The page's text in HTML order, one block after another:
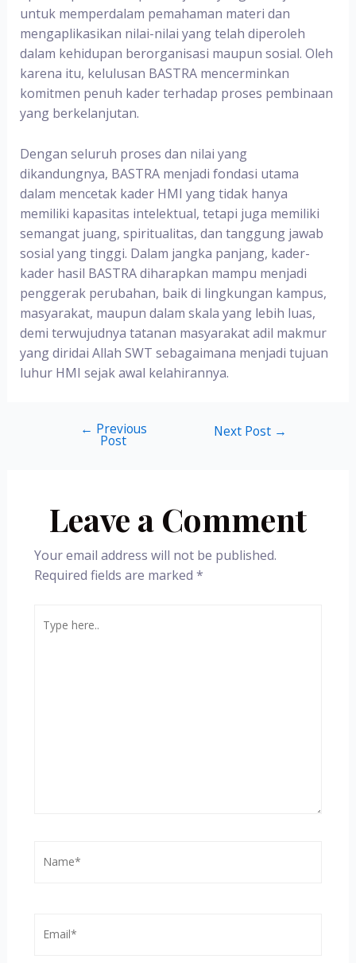
untuk memperdalam pemahaman materi dan
mengaplikasikan nilai-nilai yang telah diperoleh
dalam kehidupan berorganisasi maupun sosial. Oleh
karena itu, kelulusan BASTRA mencerminkan
komitmen penuh kader terhadap proses pembinaan
yang berkelanjutan.
Dengan seluruh proses dan nilai yang
dikandungnya, BASTRA menjadi fondasi utama
dalam mencetak kader HMI yang tidak hanya
memiliki kapasitas intelektual, tetapi juga memiliki
semangat juang, spiritualitas, dan tanggung jawab
sosial yang tinggi. Dalam jangka panjang, kader-
kader hasil BASTRA diharapkan mampu menjadi
penggerak perubahan, baik di lingkungan kampus,
masyarakat, maupun dalam skala yang lebih luas,
demi terwujudnya tatanan masyarakat adil makmur
yang diridai Allah SWT sebagaimana menjadi tujuan
luhur HMI sejak awal kelahirannya.
← Previous
Post
Next Post →
Leave a Comment
Your email address will not be published.
Required fields are marked *